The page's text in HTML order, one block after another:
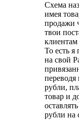
Схема
имея
продажи
твои
То есть
на свой
рубли,
товар и
рубли на